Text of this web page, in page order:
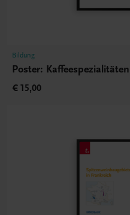
Bildung
Poster: Kaffeespezialitäten
€ 15,00